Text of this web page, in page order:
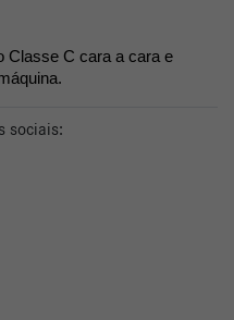
Classe C cara a cara e
sociais: